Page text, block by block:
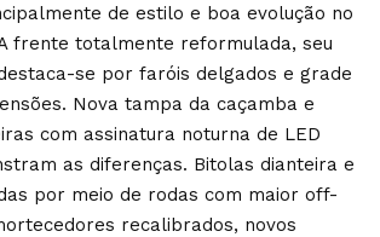
de estilo e boa evolução no
frente totalmente reformulada, seu
se por faróis delgados e grade
Nova tampa da caçamba e
com assinatura noturna de LED
as diferenças. Bitolas dianteira e
por meio de rodas com maior off-
recalibrados, novos